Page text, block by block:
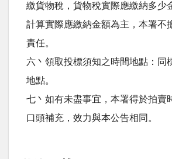
繳貨物稅，貨物稅實際應繳納多少
計算實際應繳納金額為主，本署不
責任。
六丶領取投標須知之時間地點：同
地點。
七丶如有未盡事宜，本署得於拍賣
口頭補充，效力與本公告相同。